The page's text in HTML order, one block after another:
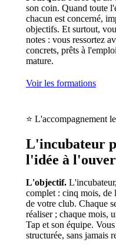
son coin. Quand toute
chacun est concerné,
objectifs. Et surtout,
notes : vous ressortez
concrets, prêts à
mature.
Voir les formations
⭐ L'accompagnement
L'incubateur
l'idée à
L'objectif.
complet : cinq mois, de
de votre club. Chaque
réaliser ; chaque mois,
Tap et son équipe.
structurée, sans jamais